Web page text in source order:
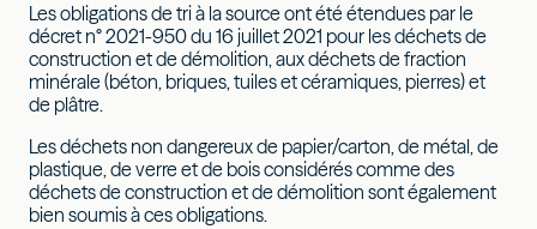
Les obligations de tri à la source ont été étendues par le
décret n° 2021-950 du 16 juillet 2021 pour les déchets de
construction et de démolition, aux déchets de fraction
minérale (béton, briques, tuiles et céramiques, pierres) et
de plâtre.
Les déchets non dangereux de papier/carton, de métal, de
plastique, de verre et de bois considérés comme des
déchets de construction et de démolition sont également
bien soumis à ces obligations.